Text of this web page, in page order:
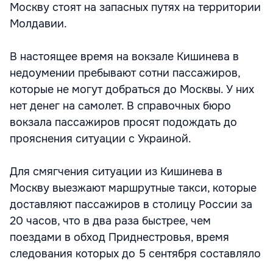
Москву стоят на запасных путях на территории
Молдавии.
В настоящее время на вокзале Кишинева в
недоумении пребывают сотни пассажиров,
которые не могут добраться до Москвы. У них
нет денег на самолет. В справочных бюро
вокзала пассажиров просят подождать до
прояснения ситуации с Украиной.
Для смягчения ситуации из Кишинева в
Москву выезжают маршрутные такси, которые
доставляют пассажиров в столицу России за
20 часов, что в два раза быстрее, чем
поездами в обход Приднестровья, время
следования которых до 5 сентября составляло